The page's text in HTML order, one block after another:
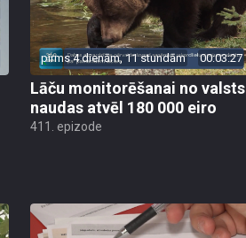
pirms 4 dienām, 11 stundām 00:03:27
Lāču monitorēšanai no valsts
naudas atvēl 180 000 eiro
411. epizode